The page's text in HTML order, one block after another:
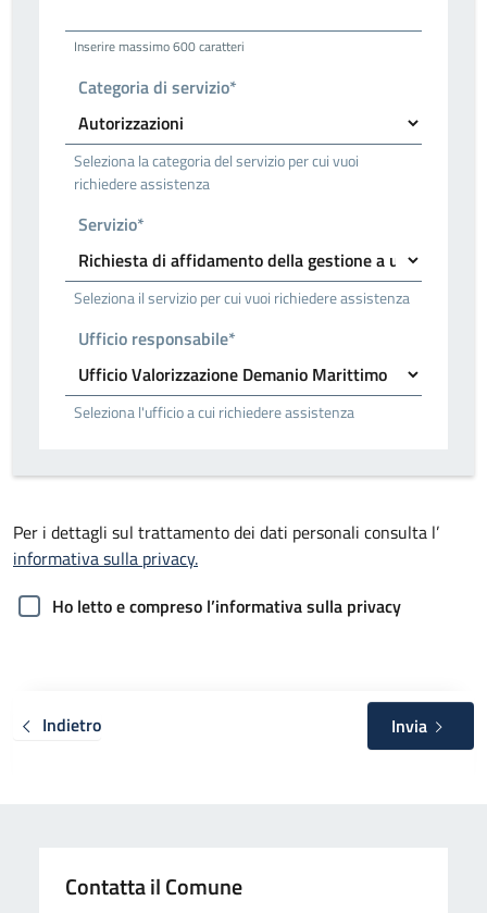
Inserire massimo 600 caratteri
Categoria di servizio*
Seleziona la categoria del servizio per cui vuoi
richiedere assistenza
Servizio*
Seleziona il servizio per cui vuoi richiedere assistenza
Ufficio responsabile*
Seleziona l'ufficio a cui richiedere assistenza
Per i dettagli sul trattamento dei dati personali consulta l’
informativa sulla privacy.
Ho letto e compreso l’informativa sulla privacy
Indietro Invia
Contatta il Comune